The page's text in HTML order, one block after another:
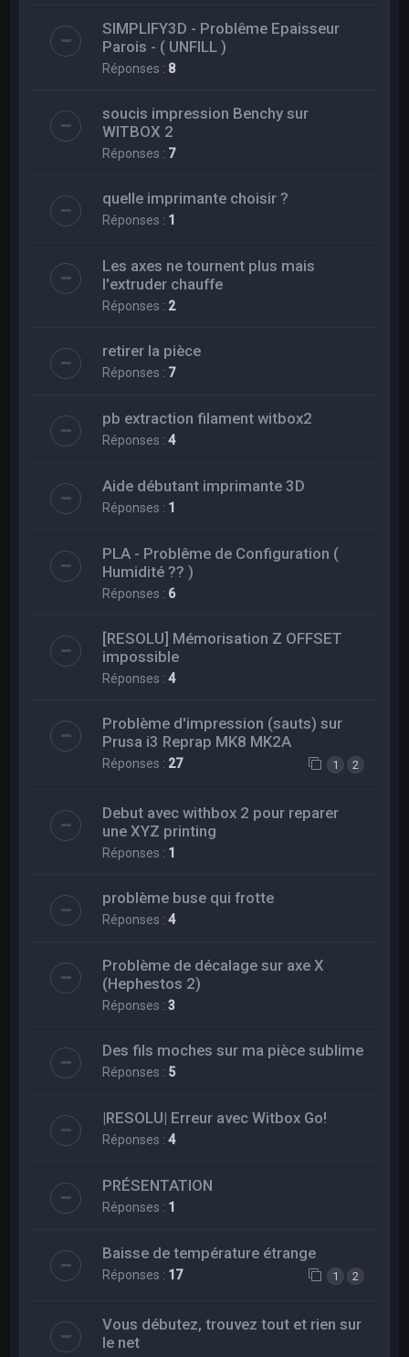
SIMPLIFY3D - Problême Epaisseur
Parois - ( UNFILL )
Réponses : 8
soucis impression Benchy sur
WITBOX 2
Réponses : 7
quelle imprimante choisir ?
Réponses : 1
Les axes ne tournent plus mais
l'extruder chauffe
Réponses : 2
retirer la pièce
Réponses : 7
pb extraction filament witbox2
Réponses :4
Aide débutant imprimante 3D
Réponses : 1
PLA - Problême de Configuration (
Humidité ?? )
Réponses : 6
[RESOLU] Mémorisation Z OFFSET
impossible
Réponses :4
Problème d'impression (sauts) sur
Prusa i3 Reprap MK8 MK2A
Réponses : 27 1 2
Debut avec withbox 2 pour reparer
une XYZ printing
Réponses : 1
problème buse qui frotte
Réponses :4
Problème de décalage sur axe X
(Hephestos 2)
Réponses :3
Des fils moches sur ma pièce sublime
Réponses : 5
|RESOLU| Erreur avec Witbox Go!
Réponses :4
PRÉSENTATION
Réponses : 1
Baisse de température étrange
Réponses : 17 1 2
Vous débutez, trouvez tout et rien sur
le net